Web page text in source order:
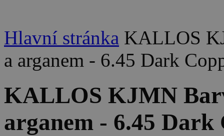
Hlavní stránka KALLOS
a arganem - 6.45 Dark
KALLOS KJMN
arganem - 6.45